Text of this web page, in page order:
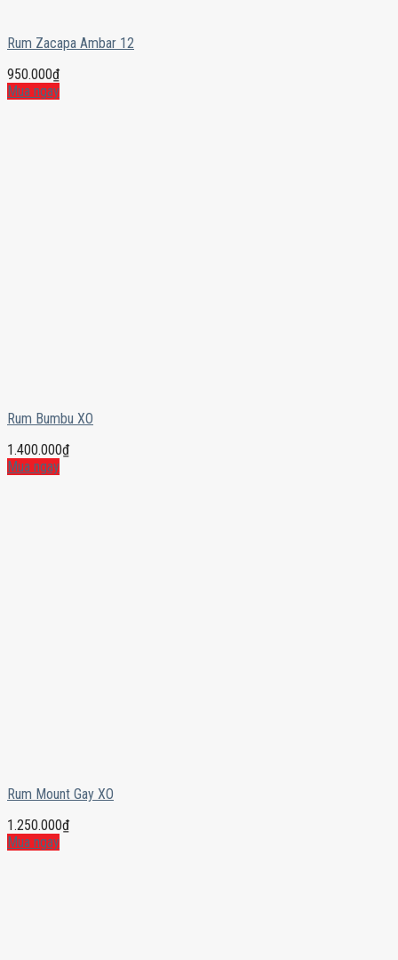
Rum Zacapa Ambar 12
950.000₫
Mua ngay
Rum Bumbu XO
1.400.000₫
Mua ngay
Rum Mount Gay XO
1.250.000₫
Mua ngay